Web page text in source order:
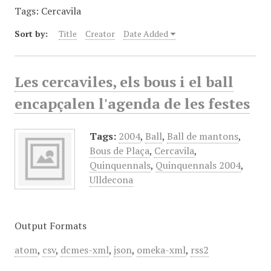
Tags: Cercavila
Sort by: Title Creator Date Added
Les cercaviles, els bous i el ball
encapçalen l'agenda de les festes
Tags: 2004, Ball, Ball de mantons,
Bous de Plaça, Cercavila,
Quinquennals, Quinquennals 2004,
Ulldecona
Output Formats
atom, csv, dcmes-xml, json, omeka-xml, rss2